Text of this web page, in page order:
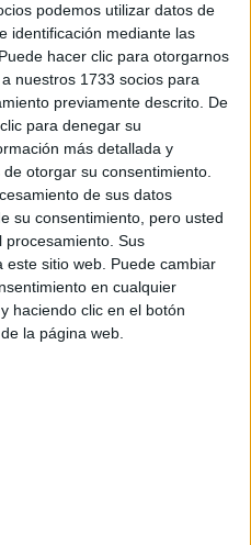
podemos utilizar datos de
identificación mediante las
hacer clic para otorgarnos
nuestros 1733 socios para
previamente descrito. De
para denegar su
más detallada y
otorgar su consentimiento.
de sus datos
su consentimiento, pero usted
procesamiento. Sus
este sitio web. Puede cambiar
en cualquier
haciendo clic en el botón
la página web.
que te gustaría que te
precios, plazas
y lapolítica de
de datos
SL (Editora de la